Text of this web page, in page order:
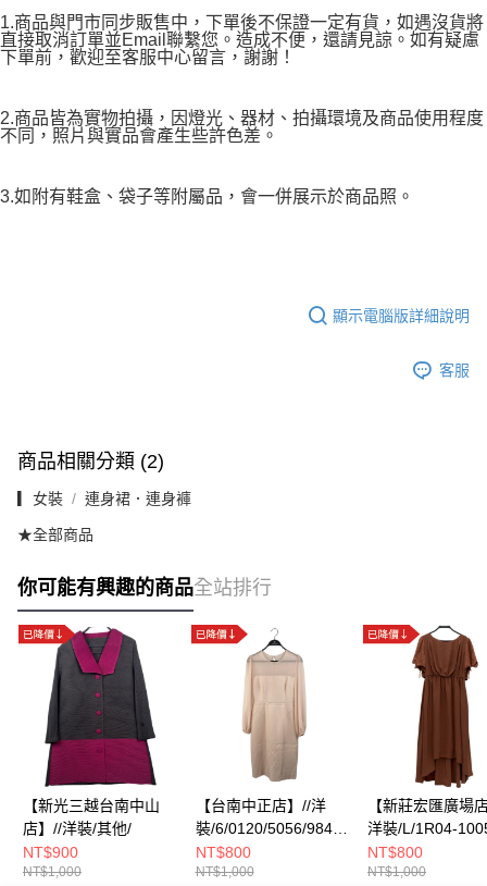
1.商品與門市同步販售中，下單後不保證一定有貨，如遇沒貨將
直接取消訂單並Email聯繫您。造成不便，還請見諒。如有疑慮
下單前，歡迎至客服中心留言，謝謝！
2.商品皆為實物拍攝，因燈光、器材、拍攝環境及商品使用程度
不同，照片與實品會產生些許色差。
3.如附有鞋盒、袋子等附屬品，會一併展示於商品照。
顯示電腦版詳細說明
客服
商品相關分類 (2)
▎女裝 連身裙．連身褲
★全部商品
你可能有興趣的商品全站排行
【新光三越台南中山
店】//洋裝/其他/
NT$900
NT$1,000
【台南中正店】//洋
裝/6/0120/5056/9845L
00
NT$800
NT$1,000
【新莊宏匯廣場
洋裝/L/1R04-
NT$800
NT$1,000